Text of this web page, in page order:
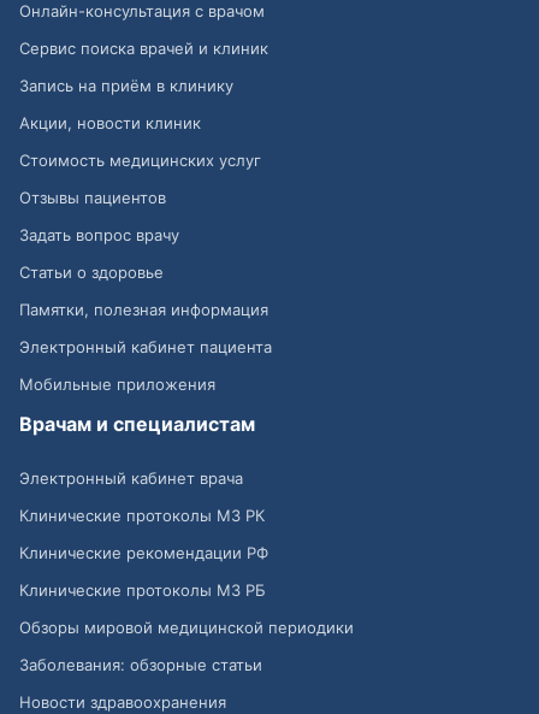
Онлайн-консультация с врачом
Сервис поиска врачей и клиник
Запись на приём в клинику
Акции, новости клиник
Стоимость медицинских услуг
Отзывы пациентов
Задать вопрос врачу
Статьи о здоровье
Памятки, полезная информация
Электронный кабинет пациента
Мобильные приложения
Врачам и специалистам
Электронный кабинет врача
Клинические протоколы МЗ РК
Клинические рекомендации РФ
Клинические протоколы МЗ РБ
Обзоры мировой медицинской периодики
Заболевания: обзорные статьи
Новости здравоохранения